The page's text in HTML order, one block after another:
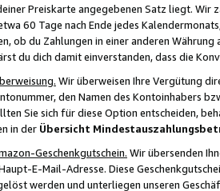
Preiskarte angegebenen Satz liegt.
60 Tage nach Ende jedes
ob du Zahlungen in einer anderen
du dich damit einverstanden, dass die
Wir überweisen Ihre Vergütung
den Namen des Kontoinhabers
Sie sich für diese Option entscheiden,
in der Übersicht
Geschenkgutschein. Wir übersenden
E-Mail-Adresse. Diese
werden und unterliegen unseren